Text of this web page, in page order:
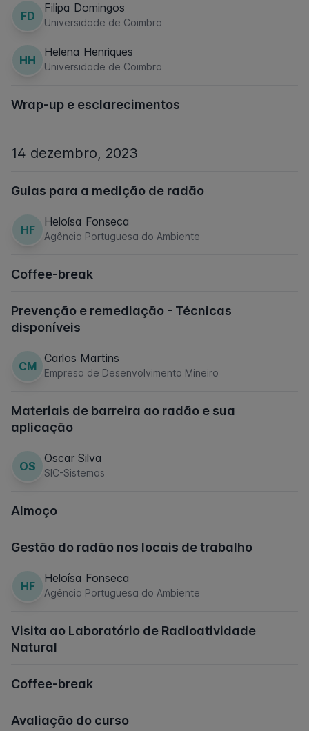
FD
Filipa Domingos
Universidade de Coimbra
HH
Helena Henriques
Universidade de Coimbra
Wrap-up e esclarecimentos
14 dezembro, 2023
Guias para a medição de radão
HF
Heloísa Fonseca
Agência Portuguesa do Ambiente
Coffee-break
Prevenção e remediação - Técnicas
disponíveis
CM
Carlos Martins
Empresa de Desenvolvimento Mineiro
Materiais de barreira ao radão e sua
aplicação
OS
Oscar Silva
SIC-Sistemas
Almoço
Gestão do radão nos locais de trabalho
HF
Heloísa Fonseca
Agência Portuguesa do Ambiente
Visita ao Laboratório de Radioatividade
Natural
Coffee-break
Avaliação do curso